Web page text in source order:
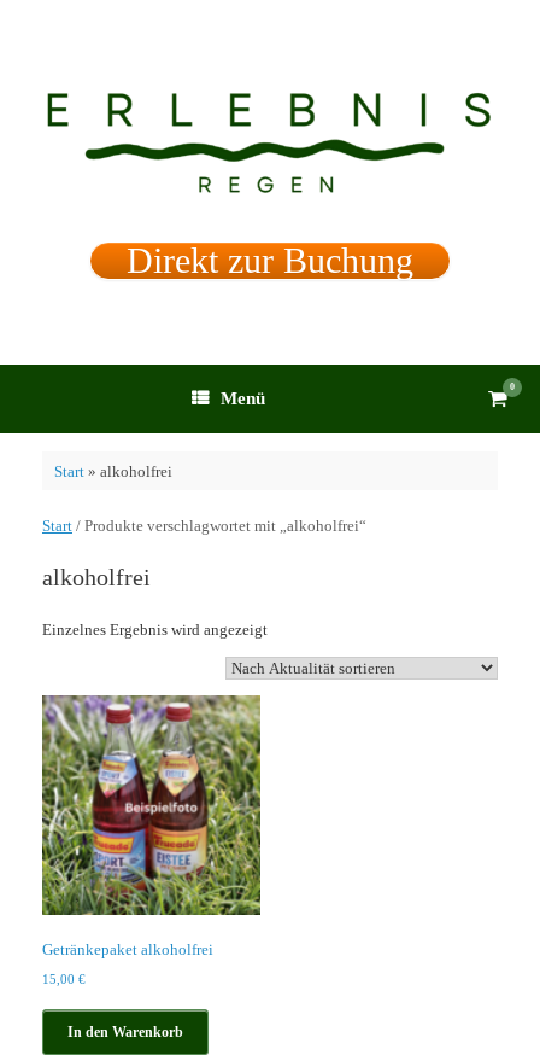
Direkt zur Buchung
Menü
0
Start» alkoholfrei
Start / Produkte verschlagwortet mit „alkoholfrei“
alkoholfrei
Einzelnes Ergebnis wird angezeigt
Getränkepaket alkoholfrei
15,00 €
In den Warenkorb